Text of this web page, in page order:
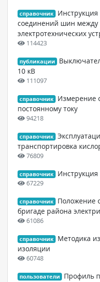
справочник
соединений шин между
электротехнических
114423
публикации
10 кВ
111097
справочник
Измерение
постоянному току
94218
справочник
транспортировка
76809
справочник
67229
справочник
Положение
бригаде района
61086
справочник
Методика
изоляции
60748
пользователи Профиль